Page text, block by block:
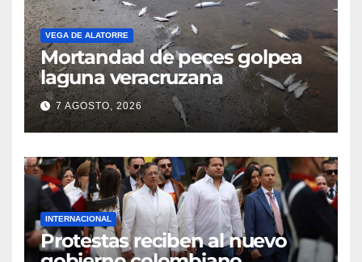
VEGA DE ALATORRE
Mortandad de peces golpea
laguna veracruzana
7 AGOSTO, 2026
INTERNACIONAL
Protestas reciben al nuevo